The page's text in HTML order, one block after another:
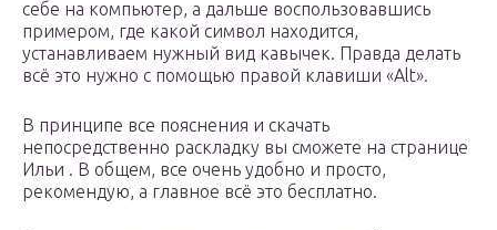
себе на компьютер, а дальше воспользовавшись
примером, где какой символ находится,
устанавливаем нужный вид кавычек. Правда делать
всё это нужно с помощью правой клавиши «Alt».
В принципе все пояснения и скачать
непосредственно раскладку вы сможете на странице
Ильи . В общем, все очень удобно и просто,
рекомендую, а главное всё это бесплатно.